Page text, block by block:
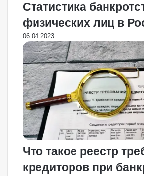
Статистика
физических лиц в
06.04.2023
Что такое реестр
кредиторов при